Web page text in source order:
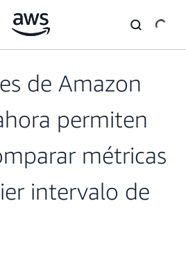
de Amazon
permiten
métricas
intervalo de